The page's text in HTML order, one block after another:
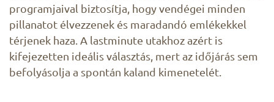
programjaival biztosítja, hogy vendégei minden
pillanatot élvezzenek és maradandó emlékekkel
térjenek haza. A lastminute utakhoz azért is
kifejezetten ideális választás, mert az időjárás sem
befolyásolja a spontán kaland kimenetelét.